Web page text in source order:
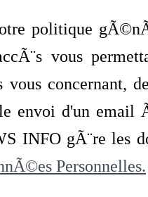
politique
vous
concernant,
envoi d'un
INFO gÃ¨re les
Personnelles.